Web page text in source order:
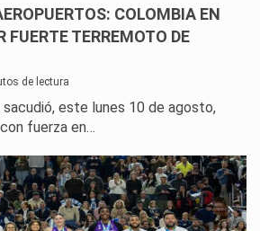
COLOMBIA EN
FUERTE TERREMOTO DE
de lectura
este lunes 10 de agosto,
fuerza en…